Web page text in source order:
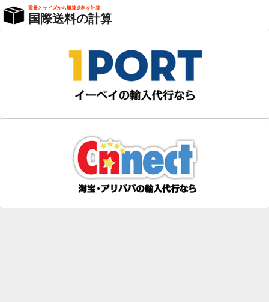
重量とサイズから概算送料を計算
国際送料の計算